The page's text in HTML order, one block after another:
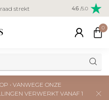
strekt Veilig
creditcard
4.6 /5.0
0
• VANWEGE ONZE
VERWERKT VANAF 1